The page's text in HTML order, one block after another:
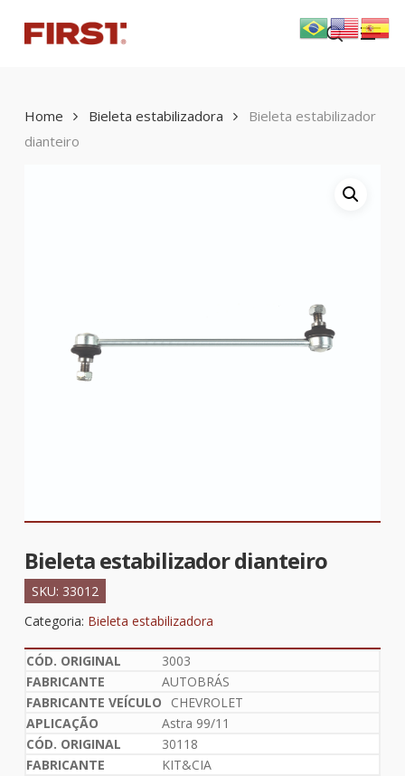
main
search
Menu
Home Bieleta estabilizadora
Bieleta estabilizador
dianteiro
Bieleta estabilizador dianteiro
SKU: 33012
Categoria: Bieleta estabilizadora
3003
AUTOBRÁS
CHEVROLET
Astra 99/11
30118
KIT&CIA